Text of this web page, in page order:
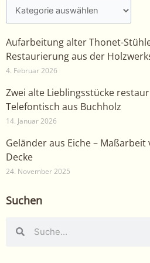
Aufarbeitung alter Thonet-
Restaurierung aus der
4. Februar 2026
Zwei alte Lieblingsstücke
Telefontisch aus Buchholz
14. Januar 2026
Geländer aus Eiche –
Decke
24. November 2025
Suchen